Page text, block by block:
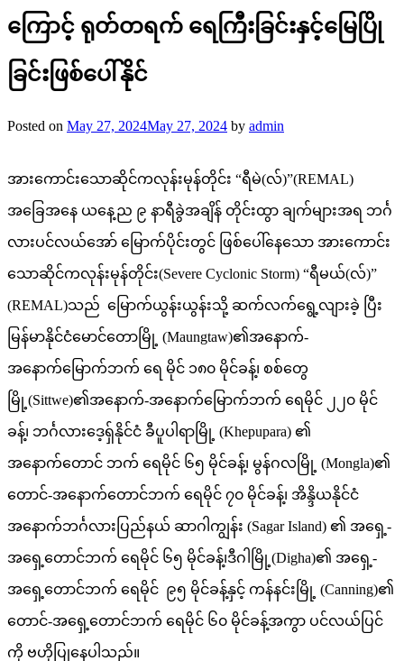
ကြောင့် ရုတ်တရက် ရေကြီးခြင်းနှင့်မြေပြို
ခြင်းဖြစ်ပေါ်နိုင်
Posted on May 27, 2024May 27, 2024 by admin
အားကောင်းသောဆိုင်ကလုန်းမုန်တိုင်း “ရီမဲ(လ်)”(REMAL)
အခြေအနေ ယနေ့ည ၉ နာရီခွဲအချိန် တိုင်းထွာ ချက်များအရ ဘင်္ဂ
လားပင်လယ်အော် မြောက်ပိုင်းတွင် ဖြစ်ပေါ်နေသော အားကောင်း
သောဆိုင်ကလုန်းမုန်တိုင်း(Severe Cyclonic Storm) “ရီမယ်(လ်)”
(REMAL)သည် မြောက်ယွန်းယွန်းသို့ ဆက်လက်ရွေ့လျားခဲ့ ပြီး
မြန်မာနိုင်ငံမောင်တောမြို့ (Maungtaw)၏အနောက်-
အနောက်မြောက်ဘက် ရေ မိုင် ၁၈၀ မိုင်ခန့်၊ စစ်တွေ
မြို့(Sittwe)၏အနောက်-အနောက်မြောက်ဘက် ရေမိုင် ၂၂၀ မိုင်
ခန့်၊ ဘင်္ဂလားဒေ့ရှ်နိုင်ငံ ခီပူပါရာမြို့ (Khepupara) ၏
အနောက်တောင် ဘက် ရေမိုင် ၆၅ မိုင်ခန့်၊ မွန်ဂလမြို့ (Mongla)၏
တောင်-အနောက်တောင်ဘက် ရေမိုင် ၇၀ မိုင်ခန့်၊ အိန္ဒိယနိုင်ငံ
အနောက်ဘင်္ဂလားပြည်နယ် ဆာဂါကျွန်း (Sagar Island) ၏ အရှေ့-
အရှေ့တောင်ဘက် ရေမိုင် ၆၅ မိုင်ခန့်၊ဒီဂါမြို့(Digha)၏ အရှေ့-
အရှေ့တောင်ဘက် ရေမိုင် ၉၅ မိုင်ခန့်နှင့် ကန်နင်းမြို့ (Canning)၏
တောင်-အရှေ့တောင်ဘက် ရေမိုင် ၆၀ မိုင်ခန့်အကွာ ပင်လယ်ပြင်
ကို ဗဟိုပြုနေပါသည်။